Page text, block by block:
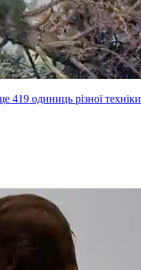
419 одиниць різної техніки